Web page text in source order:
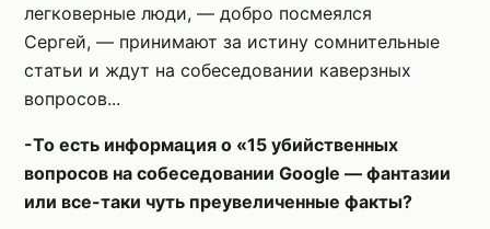
легковерные люди, — добро посмеялся
Сергей, — принимают за истину сомнительные
статьи и ждут на собеседовании каверзных
вопросов...
-То есть информация о «15 убийственных
вопросов на собеседовании Google — фантазии
или все-таки чуть преувеличенные факты?